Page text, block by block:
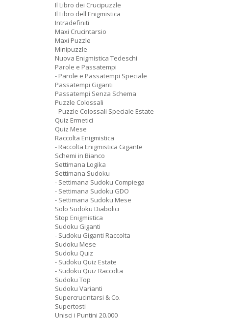
Il Libro dei Crucipuzzle
Il Libro dell Enigmistica
Intradefiniti
Maxi Crucintarsio
Maxi Puzzle
Minipuzzle
Nuova Enigmistica Tedeschi
Parole e Passatempi
- Parole e Passatempi Speciale
Passatempi Giganti
Passatempi Senza Schema
Puzzle Colossali
- Puzzle Colossali Speciale Estate
Quiz Ermetici
Quiz Mese
Raccolta Enigmistica
- Raccolta Enigmistica Gigante
Schemi in Bianco
Settimana Logika
Settimana Sudoku
- Settimana Sudoku Compiega
- Settimana Sudoku GDO
- Settimana Sudoku Mese
Solo Sudoku Diabolici
Stop Enigmistica
Sudoku Giganti
- Sudoku Giganti Raccolta
Sudoku Mese
Sudoku Quiz
- Sudoku Quiz Estate
- Sudoku Quiz Raccolta
Sudoku Top
Sudoku Varianti
Supercrucintarsi & Co.
Supertosti
Unisci i Puntini 20.000